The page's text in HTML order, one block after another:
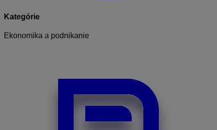
Kategórie
Ekonomika a podnikanie